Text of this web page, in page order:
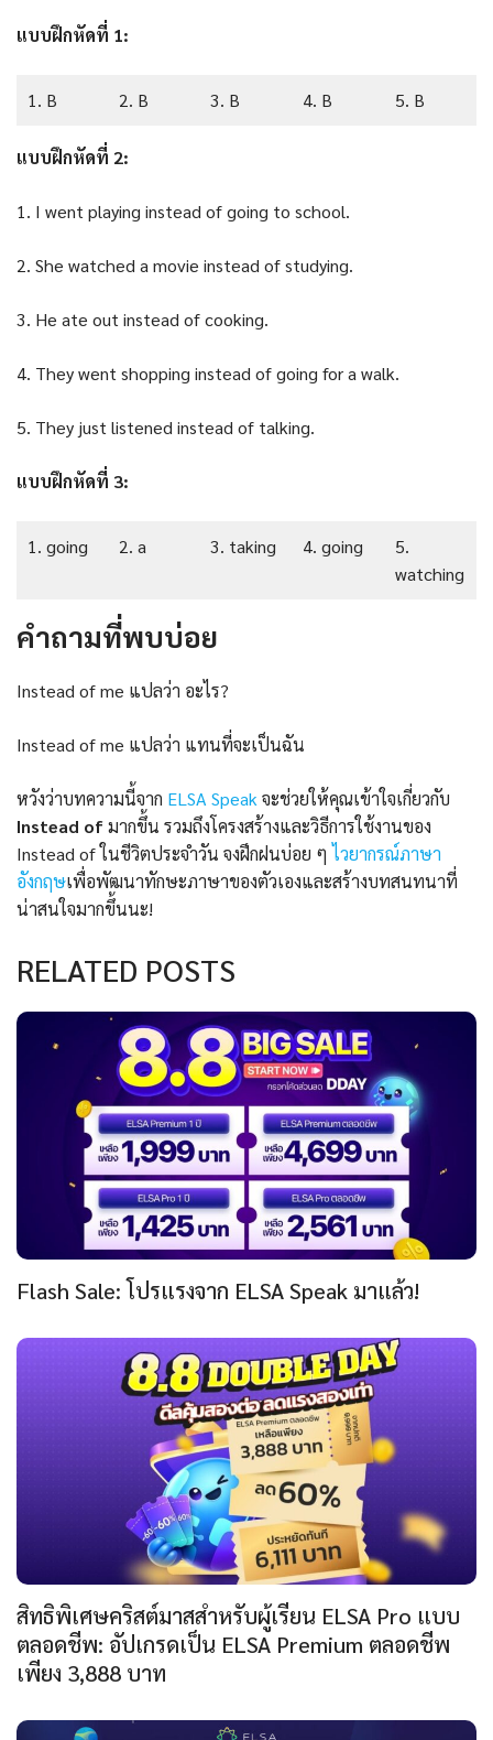
แบบฝึกหัดที่ 1:
1. B 2. B 3. B 4. B 5. B
แบบฝึกหัดที่ 2:
1. I went playing instead of going to school.
2. She watched a movie instead of studying.
3. He ate out instead of cooking.
4. They went shopping instead of going for a walk.
5. They just listened instead of talking.
แบบฝึกหัดที่ 3:
1. going 2. a 3. taking 4. going
5.
watching
คำถามที่พบบ่อย
Instead of me แปลว่า อะไร?
Instead of me แปลว่า แทนที่จะเป็นฉัน
หวังว่าบทความนี้จาก ELSA Speak จะช่วยให้คุณเข้าใจเกี่ยวกับ
Instead ofมากขึ้น รวมถึงโครงสร้างและวิธีการใช้งานของ
Instead of ในชีวิตประจำวัน จงฝึกฝนบ่อย ๆไวยากรณ์ภาษา
อังกฤษเพื่อพัฒนาทักษะภาษาของตัวเองและสร้างบทสนทนาที่
น่าสนใจมากขึ้นนะ!
RELATED POSTS
Flash Sale: โปรแรงจาก ELSA Speak มาแล้ว!
สิทธิพิเศษคริสต์มาสสำหรับผู้เรียน ELSA Pro แบบ
ตลอดชีพ: อัปเกรดเป็น ELSA Premium ตลอดชีพ
เพียง 3,888 บาท